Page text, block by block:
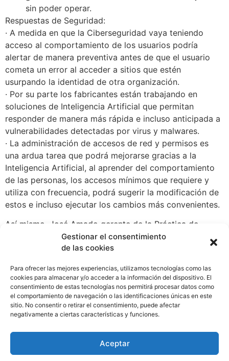
Gestionar el consentimiento
de las cookies
Para ofrecer las mejores experiencias, utilizamos tecnologías como las
cookies para almacenar y/o acceder a la información del dispositivo. El
consentimiento de estas tecnologías nos permitirá procesar datos como
el comportamiento de navegación o las identificaciones únicas en este
sitio. No consentir o retirar el consentimiento, puede afectar
negativamente a ciertas características y funciones.
Aceptar
sin poder operar.
Respuestas de Seguridad:
· A medida en que la Ciberseguridad vaya teniendo
acceso al comportamiento de los usuarios podría
alertar de manera preventiva antes de que el usuario
cometa un error al acceder a sitios que estén
usurpando la identidad de otra organización.
· Por su parte los fabricantes están trabajando en
soluciones de Inteligencia Artificial que permitan
responder de manera más rápida e incluso anticipada a
vulnerabilidades detectadas por virus y malwares.
· La administración de accesos de red y permisos es
una ardua tarea que podrá mejorarse gracias a la
Inteligencia Artificial, al aprender del comportamiento
de las personas, los accesos mínimos que requiere y
utiliza con frecuencia, podrá sugerir la modificación de
estos e incluso ejecutar los cambios más convenientes.
Así mismo, José Amado gerente de la Práctica de
Identidades Digitales de SISAP, recomienda a las
organizaciones adoptar la Inteligencia Artificial en la
están haciendo uso de la Inteligencia Artificial para
ejecutar ataques, por lo que es necesario que las áreas
de Seguridad de la información empiecen a integrarlas
a sus sistemas y procesos de protección.”
WhatsApp
Compartir
EtiquetadoAI,IA,Panamá,tecnologia